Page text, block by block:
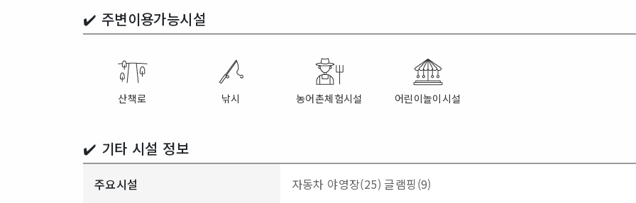
✔️ 주변이용가능시설
산책로 낚시 농어촌체험시설 어린이놀이시설
✔️ 기타 시설 정보
주요시설 자동차 야영장(25) 글램핑(9)